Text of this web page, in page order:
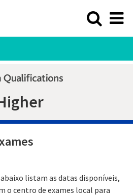
listam as datas disponíveis,
o centro de exames local para